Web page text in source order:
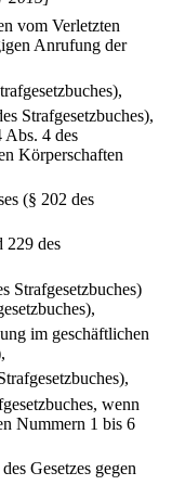
vom Verletzten
Anrufung der
Strafgesetzbuches),
Abs. 4 des
Körperschaften
(§ 202 des
229 des
Strafgesetzbuches)
im geschäftlichen
wenn
Nummern 1 bis 6
Gesetzes gegen